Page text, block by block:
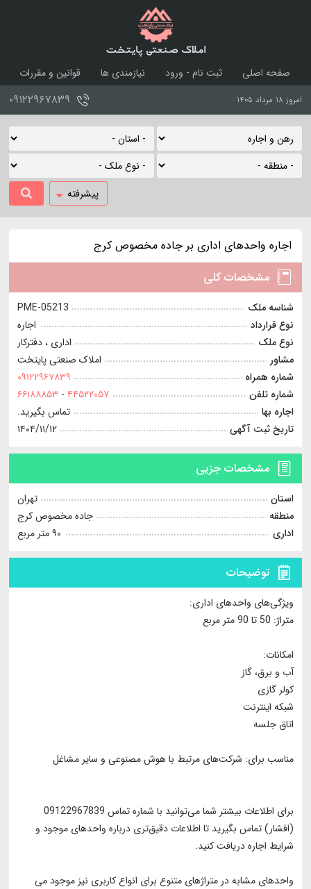
املاک صنعتی پایتخت
صفحه اصلی ثبت نام - ورود نیازمندی ها
قوانین و مقررات
امروز ۱۸ مرداد ۱۴۰۵ ۰۹۱۲۲۹۶۷۸۳۹
پیشرفته
اجاره واحدهای اداری بر جاده مخصوص کرج
مشخصات کلی
شناسه ملک
PME-05213
نوع قرارداد
اجاره
نوع ملک
اداری ، دفترکار
مشاور
املاک صنعتی پایتخت
شماره همراه
۰۹۱۲۲۹۶۷۸۳۹
شماره تلفن
۴۴۵۲۲۰۵۷ - ۶۶۱۸۸۸۵۳
اجاره بها
تماس بگیرید.
تاریخ ثبت آگهی
۱۴۰۴/۱۱/۱۲
مشخصات جزیی
استان
تهران
منطقه
جاده مخصوص کرج
اداری
۹۰ متر مربع
توضیحات
ویژگی‌های واحدهای اداری:
متراژ: 50 تا 90 متر مربع
امکانات:
آب و برق، گاز
کولر گازی
شبکه اینترنت
اتاق جلسه
مناسب برای: شرکت‌های مرتبط با هوش مصنوعی و سایر مشاغل
برای اطلاعات بیشتر شما می‌توانید با شماره تماس 09122967839
(افشار) تماس بگیرید تا اطلاعات دقیق‌تری درباره واحدهای موجود و
شرایط اجاره دریافت کنید.
واحدهای مشابه در متراژهای متنوع برای انواع کاربری نیز موجود می